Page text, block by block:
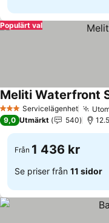
Populärt val
3 StjärnorServicelägenhet
Meliti Waterfront
9,0 Utmärkt 540
Från 1 436 kr
Se priser från 11 sidor